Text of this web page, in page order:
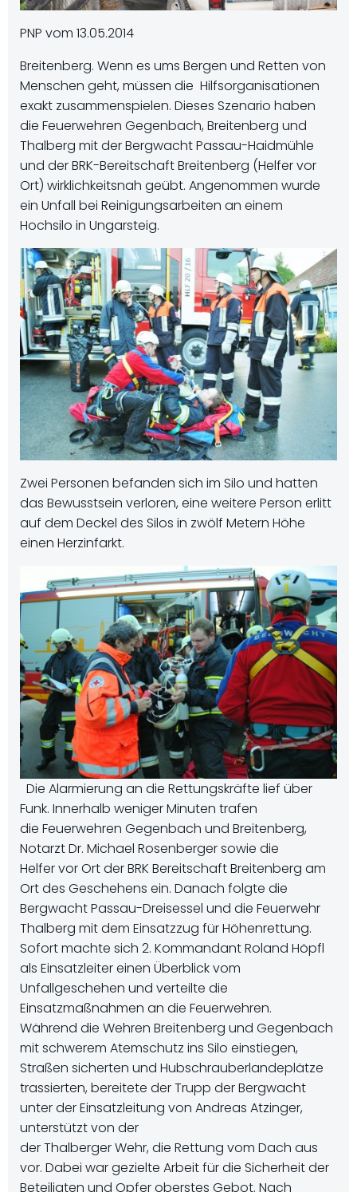
PNP vom 13.05.2014
Breitenberg. Wenn es ums Bergen und Retten von
Menschen geht, müssen die Hilfsorganisationen
exakt zusammenspielen. Dieses Szenario haben
die Feuerwehren Gegenbach, Breitenberg und
Thalberg mit der Bergwacht Passau-Haidmühle
und der BRK-Bereitschaft Breitenberg (Helfer vor
Ort) wirklichkeitsnah geübt. Angenommen wurde
ein Unfall bei Reinigungsarbeiten an einem
Hochsilo in Ungarsteig.
Zwei Personen befanden sich im Silo und hatten
das Bewusstsein verloren, eine weitere Person erlitt
auf dem Deckel des Silos in zwölf Metern Höhe
einen Herzinfarkt.
Die Alarmierung an die Rettungskräfte lief über
Funk. Innerhalb weniger Minuten trafen
die Feuerwehren Gegenbach und Breitenberg,
Notarzt Dr. Michael Rosenberger sowie die
Helfer vor Ort der BRK Bereitschaft Breitenberg am
Ort des Geschehens ein. Danach folgte die
Bergwacht Passau-Dreisessel und die Feuerwehr
Thalberg mit dem Einsatzzug für Höhenrettung.
Sofort machte sich 2. Kommandant Roland Höpfl
als Einsatzleiter einen Überblick vom
Unfallgeschehen und verteilte die
Einsatzmaßnahmen an die Feuerwehren.
Während die Wehren Breitenberg und Gegenbach
mit schwerem Atemschutz ins Silo einstiegen,
Straßen sicherten und Hubschrauberlandeplätze
trassierten, bereitete der Trupp der Bergwacht
unter der Einsatzleitung von Andreas Atzinger,
unterstützt von der
der Thalberger Wehr, die Rettung vom Dach aus
vor. Dabei war gezielte Arbeit für die Sicherheit der
Beteiligten und Opfer oberstes Gebot. Nach